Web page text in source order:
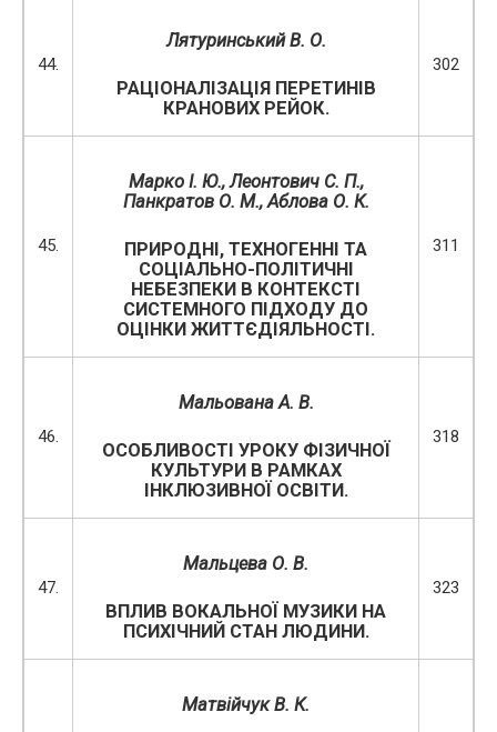
44.
Лятуринський В. О.
РАЦІОНАЛІЗАЦІЯ ПЕРЕТИНІВ
КРАНОВИХ РЕЙОК.
302
45.
Марко І. Ю., Леонтович С. П.,
Панкратов О. М., Аблова О. К.
ПРИРОДНІ, ТЕХНОГЕННІ ТА
СОЦІАЛЬНО-ПОЛІТИЧНІ
НЕБЕЗПЕКИ В КОНТЕКСТІ
СИСТЕМНОГО ПІДХОДУ ДО
ОЦІНКИ ЖИТТЄДІЯЛЬНОСТІ.
311
46.
Мальована А. В.
ОСОБЛИВОСТІ УРОКУ ФІЗИЧНОЇ
КУЛЬТУРИ В РАМКАХ
ІНКЛЮЗИВНОЇ ОСВІТИ.
318
47.
Мальцева О. В.
ВПЛИВ ВОКАЛЬНОЇ МУЗИКИ НА
ПСИХІЧНИЙ СТАН ЛЮДИНИ.
323
Матвійчук В. К.